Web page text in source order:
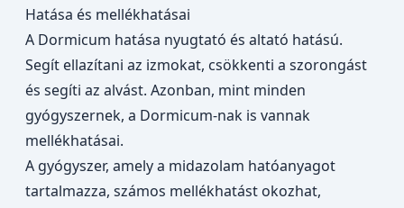
Hatása és mellékhatásai
A Dormicum hatása nyugtató és altató hatású.
Segít ellazítani az izmokat, csökkenti a szorongást
és segíti az alvást. Azonban, mint minden
gyógyszernek, a Dormicum-nak is vannak
mellékhatásai.
A gyógyszer, amely a midazolam hatóanyagot
tartalmazza, számos mellékhatást okozhat,